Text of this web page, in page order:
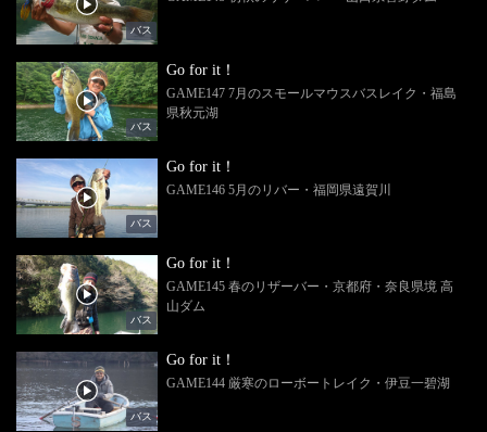
バス
バス
Go for it！
GAME147 7月のスモールマウスバスレイク・福島
県秋元湖
バス
Go for it！
GAME146 5月のリバー・福岡県遠賀川
バス
Go for it！
GAME145 春のリザーバー・京都府・奈良県境 高
山ダム
バス
Go for it！
GAME144 厳寒のローボートレイク・伊豆一碧湖